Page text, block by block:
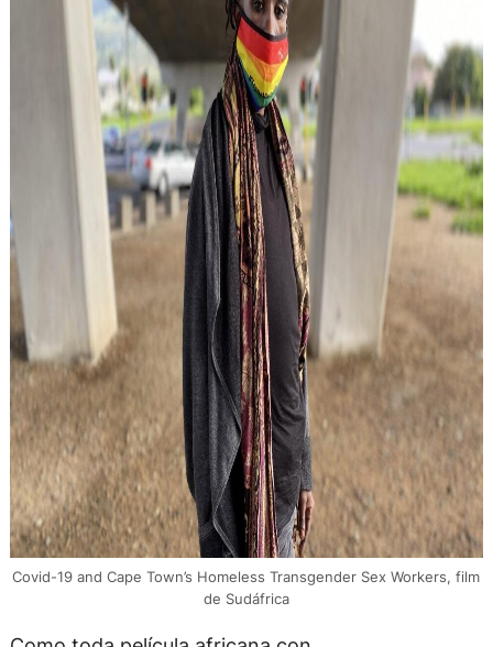
Covid-19 and Cape Town’s Homeless Transgender Sex Workers, film
de Sudáfrica